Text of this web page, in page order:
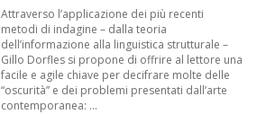
Attraverso l’applicazione dei più recenti
metodi di indagine – dalla teoria
dell’informazione alla linguistica strutturale –
Gillo Dorfles si propone di offrire al lettore una
facile e agile chiave per decifrare molte delle
“oscurità” e dei problemi presentati dall’arte
contemporanea: ...